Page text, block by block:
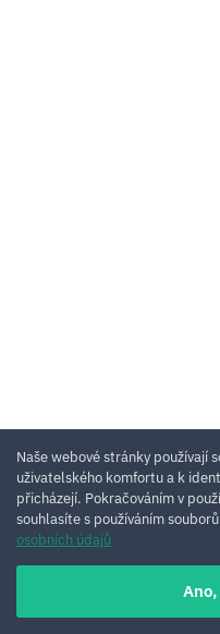
Naše webové stránky používají
uživatelského komfortu a k
přicházejí. Pokračováním v
souhlasíte s používáním
osobních údajů